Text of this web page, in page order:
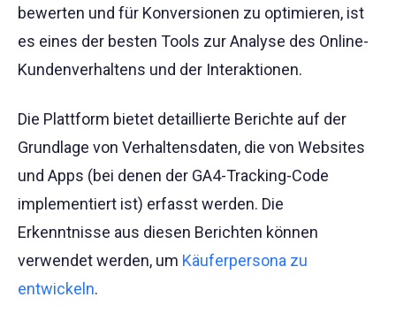
bewerten und für Konversionen zu optimieren, ist
es eines der besten Tools zur Analyse des Online-
Kundenverhaltens und der Interaktionen.
Die Plattform bietet detaillierte Berichte auf der
Grundlage von Verhaltensdaten, die von Websites
und Apps (bei denen der GA4-Tracking-Code
implementiert ist) erfasst werden. Die
Erkenntnisse aus diesen Berichten können
verwendet werden, um Käuferpersona zu
entwickeln.